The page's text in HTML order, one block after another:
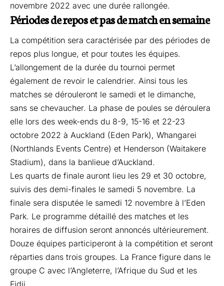
novembre 2022 avec une durée rallongée.
Périodes de repos et pas de match en semaine
La compétition sera caractérisée par des périodes de
repos plus longue, et pour toutes les équipes.
L’allongement de la durée du tournoi permet
également de revoir le calendrier. Ainsi tous les
matches se dérouleront le samedi et le dimanche,
sans se chevaucher. La phase de poules se déroulera
elle lors des week-ends du 8-9, 15-16 et 22-23
octobre 2022 à Auckland (Eden Park), Whangarei
(Northlands Events Centre) et Henderson (Waitakere
Stadium), dans la banlieue d’Auckland.
Les quarts de finale auront lieu les 29 et 30 octobre,
suivis des demi-finales le samedi 5 novembre. La
finale sera disputée le samedi 12 novembre à l’Eden
Park. Le programme détaillé des matches et les
horaires de diffusion seront annoncés ultérieurement.
Douze équipes participeront à la compétition et seront
réparties dans trois groupes. La France figure dans le
groupe C avec l’Angleterre, l’Afrique du Sud et les